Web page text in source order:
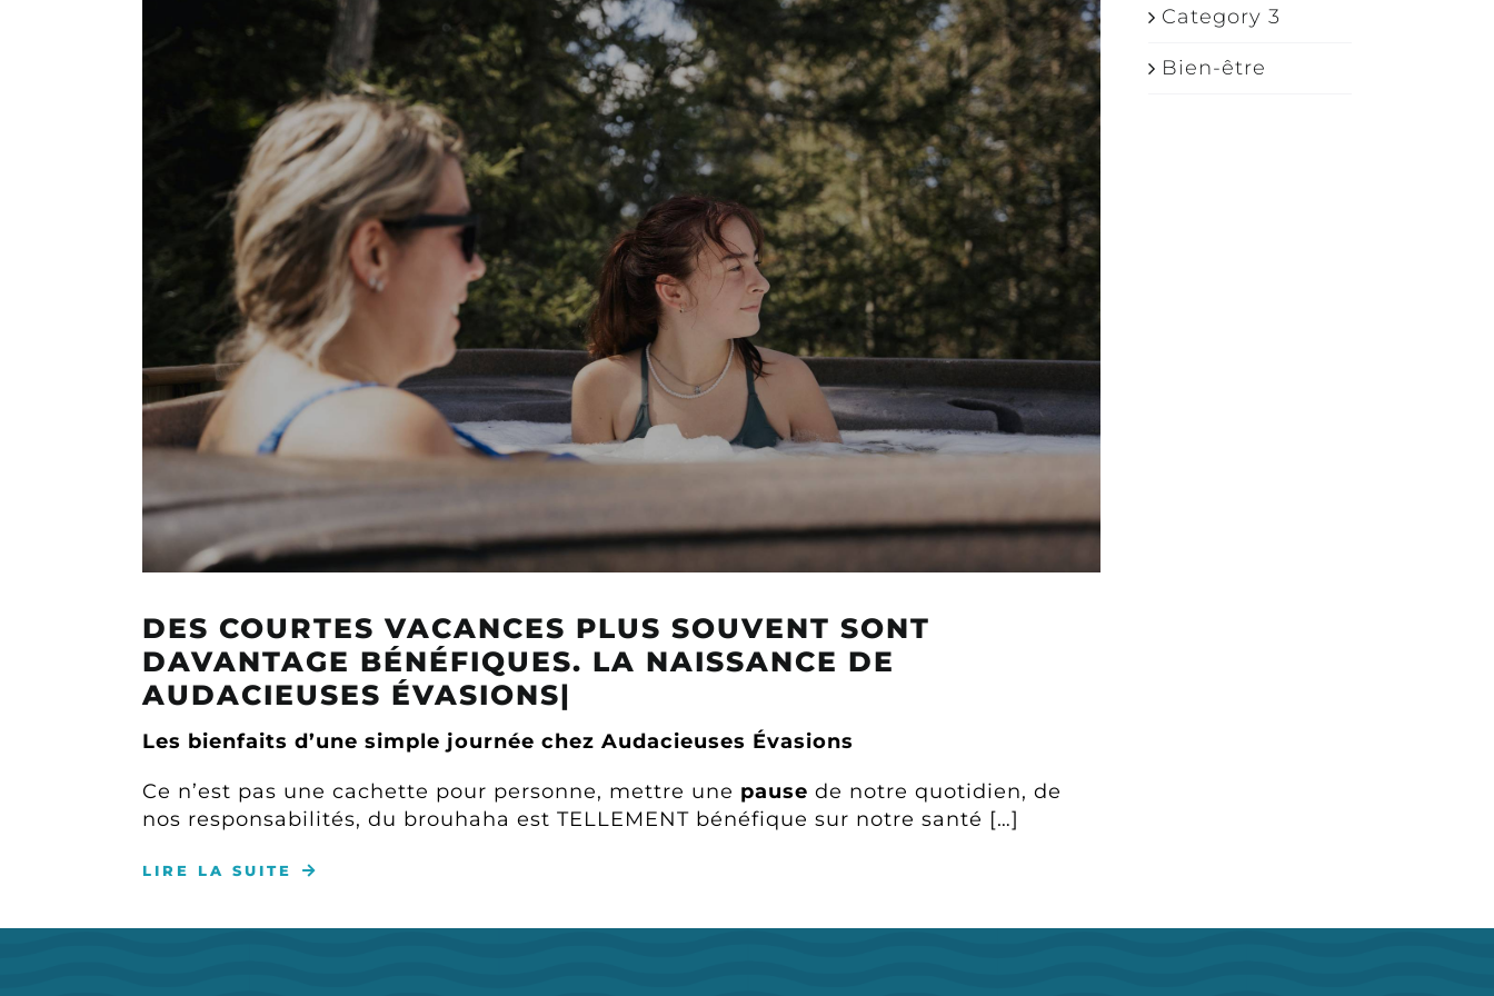
DES COURTES VACANCES PLUS SOUVENT SONT
DAVANTAGE BÉNÉFIQUES. LA NAISSANCE DE
AUDACIEUSES ÉVASIONS|
Les bienfaits d’une simple journée chez Audacieuses Évasions
Ce n’est pas une cachette pour personne, mettre une pause de notre quotidien, de
nos responsabilités, du brouhaha est TELLEMENT bénéfique sur notre santé […]
LIRE LA SUITE
Category 3
Bien-être